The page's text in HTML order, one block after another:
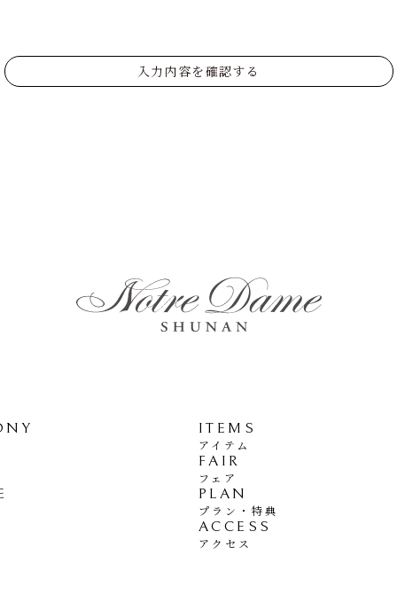
入力内容を確認する
ITEMS
アイテム
FAIR
フェア
PLAN
プラン・特典
ACCESS
アクセス